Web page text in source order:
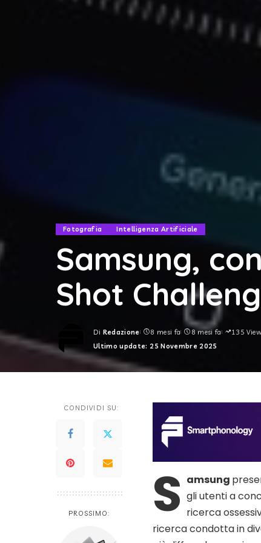
Fotografia Intelligenza Artificiale
Samsung,
Shot
Posted
by
Di Redazione 8 mesi fa 8 mesi fa 135
Ultimo update: 25 Novembre 2025
CONDIVIDI SU:
PROSSIMO: S amsung
gli utenti a
ricerca
ricerca condotta in